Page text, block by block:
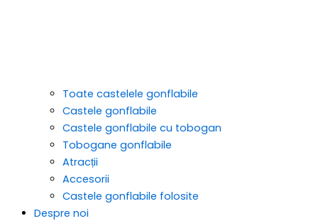
Toate castelele gonflabile
Castele gonflabile
Castele gonflabile cu tobogan
Tobogane gonflabile
Atracții
Accesorii
Castele gonflabile folosite
Despre noi